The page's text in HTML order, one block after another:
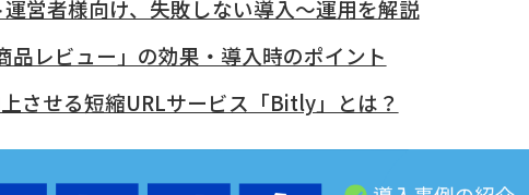
営者様向け、失敗しない導入～運用を解説
レビュー」の効果・導入時のポイント
させる短縮URLサービス「Bitly」とは？